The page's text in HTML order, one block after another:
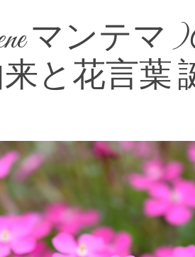
マンテマ
と花言葉